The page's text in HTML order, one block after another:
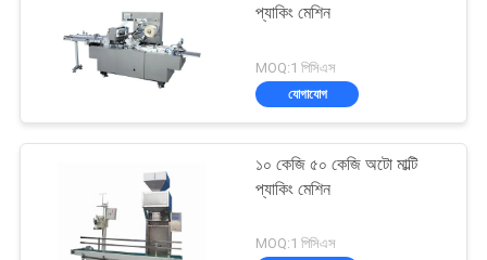
প্যাকিং মেশিন
MOQ:1 পিসিএস
যোগাযোগ
১০ কেজি ৫০ কেজি অটো মাল্টি
প্যাকিং মেশিন
MOQ:1 পিসিএস